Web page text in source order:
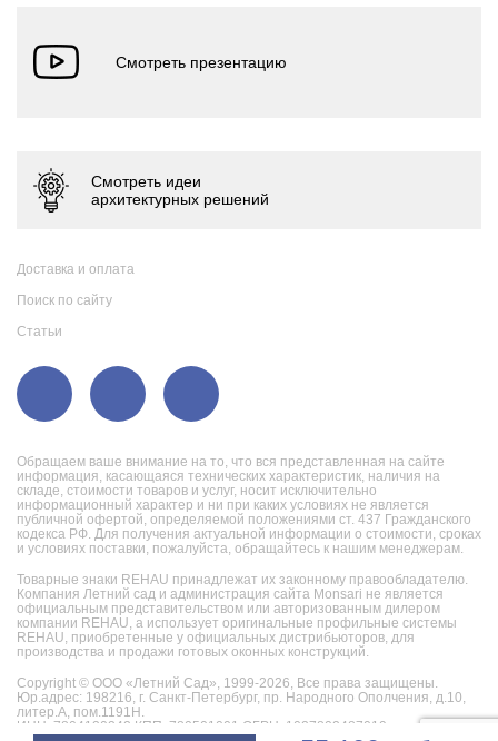
Обращаем ваше внимание на то, что вся представленная на сайте
информация, касающаяся технических характеристик, наличия на
складе, стоимости товаров и услуг, носит исключительно
информационный характер и ни при каких условиях не является
публичной офертой, определяемой положениями ст. 437 Гражданского
кодекса РФ. Для получения актуальной информации о стоимости, сроках
и условиях поставки, пожалуйста, обращайтесь к нашим менеджерам.
Товарные знаки REHAU принадлежат их законному правообладателю.
Компания Летний сад и администрация сайта Monsari не является
официальным представительством или авторизованным дилером
компании REHAU, а использует оригинальные профильные системы
REHAU, приобретенные у официальных дистрибьюторов, для
производства и продажи готовых оконных конструкций.
Copyright © ООО «Летний Сад», 1999-2026, Все права защищены.
Юр.адрес: 198216, г. Санкт-Петербург, пр. Народного Ополчения, д.10,
литер.А, пом.1191Н.
ИНН: 7804130242 КПП: 780501001 ОГРН: 1027802487019
Доставка и оплата
Поиск по сайту
Статьи